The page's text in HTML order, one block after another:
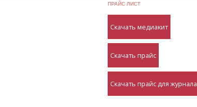
ПРАЙС ЛИСТ
Скачать медиакит
Скачать прайс
Скачать прайс для журнала